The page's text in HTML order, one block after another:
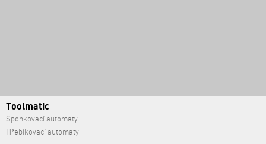
Toolmatic
Sponkovací automaty
Hřebíkovací automaty